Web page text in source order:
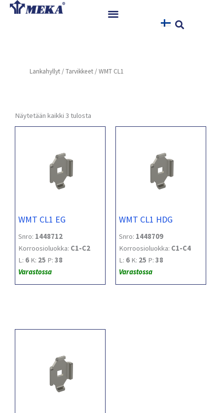
Siirry
Referenssit
Yhteystiedot
Lankahyllyt /Tarvikkeet / WMT CL1
Näytetään kaikki 3 tulosta
WMT CL1 EG
Snro: 1448712
Korroosioluokka: C1-C2
L: 6 K: 25 P: 38
Varastossa
WMT CL1 HDG
Snro: 1448709
Korroosioluokka: C1-C4
L: 6 K: 25 P: 38
Varastossa